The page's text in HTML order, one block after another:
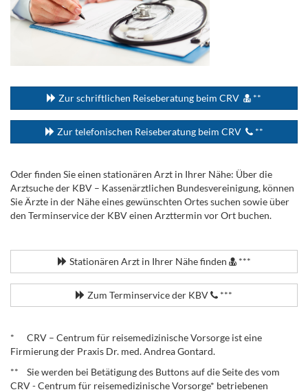
Zur schriftlichen Reiseberatung beim CRV **
Zur telefonischen Reiseberatung beim CRV **
Oder finden Sie einen stationären Arzt in Ihrer Nähe: Über die
Arztsuche der KBV – Kassenärztlichen Bundesvereinigung, können
Sie Ärzte in der Nähe eines gewünschten Ortes suchen sowie über
den Terminservice der KBV einen Arzttermin vor Ort buchen.
Stationären Arzt in Ihrer Nähe finden ***
Zum Terminservice der KBV ***
* CRV – Centrum für reisemedizinische Vorsorge ist eine
Firmierung der Praxis Dr. med. Andrea Gontard.
** Sie werden bei Betätigung des Buttons auf die Seite des vom
CRV - Centrum für reisemedizinische Vorsorge* betriebenen